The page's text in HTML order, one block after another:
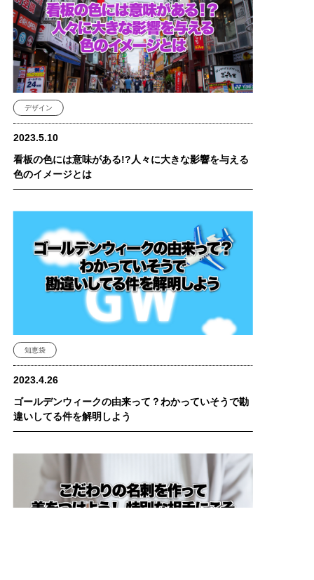
デザイン
2023.5.10
看板の色には意味がある!?人々に大きな影響を与える
色のイメージとは
知恵袋
2023.4.26
ゴールデンウィークの由来って？わかっていそうで勘
違いしてる件を解明しよう